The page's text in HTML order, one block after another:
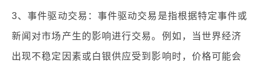
3、事件驱动交易：事件驱动交易是指根据特定事件或
新闻对市场产生的影响进行交易。例如，当世界经济
出现不稳定因素或白银供应受到影响时，价格可能会